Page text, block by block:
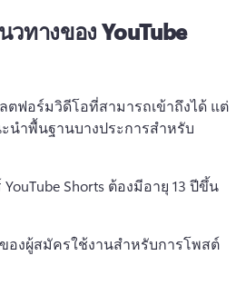
ทางของ YouTube
ลตฟอร์มวิดีโอที่สามารถเข้าถึงได้ แต่
ำพื้นฐานบางประการสำหรับ
Shorts ต้องมีอายุ 13 ปีขึ้น
งผู้สมัครใช้งานสําหรับการโพสต์